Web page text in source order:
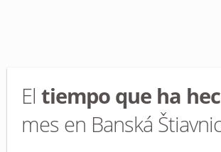
El tiempo que ha
mes en Banská